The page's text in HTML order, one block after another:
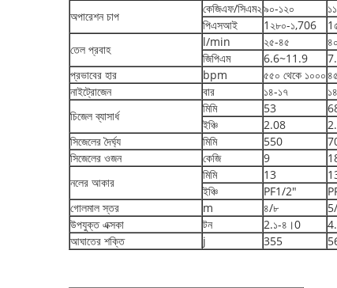
অপারেশন চাপ
কেজিএফ/সিএম২৯০-১২০
পিএসআই
1২৮০-১,706
তেল প্রবাহ
l/min ২৫-৪৫
জিপিএম
6.6~11.9
প্রভাবের হার
bpm ৫৫০ থেকে ১০০০
নাইট্রোজেন
বার ১৪-১৭
চিজেল ব্যাসার্ধ
মিমি 53
ইঞ্চি
2.08
সিজেলের দৈর্ঘ্য
মিমি 550
সিজেলের ওজন
কেজি 9
নলের আকার
মিমি 13
ইঞ্চি
PF1/2"
গোলমাল স্তর
m ৪/৮
উপযুক্ত এক্সকা
টন 2.১-৪।0
আঘাতের শক্তি
j 355